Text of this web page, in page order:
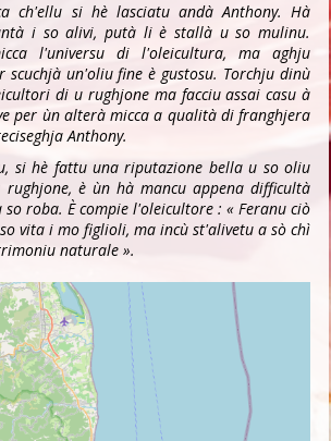
ch'ellu si hè lasciatu andà Anthony. Hà
i so alivi, putà li è stallà u so mulinu.
l'universu di l'oleicultura, ma aghju
scuchjà un'oliu fine è gustosu. Torchju dinù
di u rughjone ma facciu assai casu à
per ùn alterà micca a qualità di franghjera
Anthony.
si hè fattu una riputazione bella u so oliu
è ùn hà mancu appena difficultà
roba. È compie l'oleicultore : « Feranu ciò
vita i mo figlioli, ma incù st'alivetu a sò chì
naturale ».